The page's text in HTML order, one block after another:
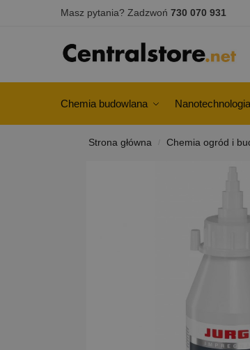
Masz pytania? Zadzwoń 730 070 931
Chemia budowlana Nanotechnologia
Strona główna / Chemia ogród i